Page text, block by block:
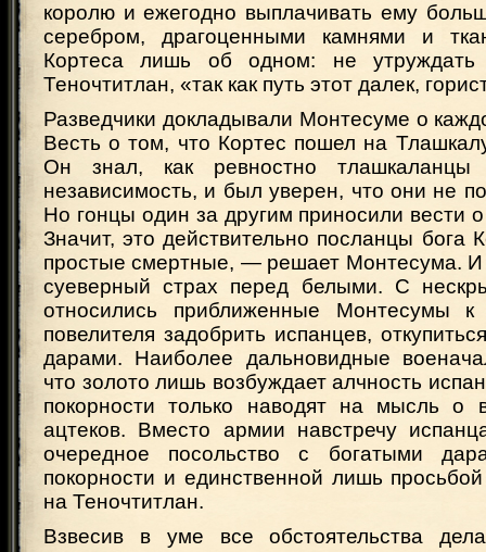
королю и ежегодно выплачивать ему
серебром, драгоценными камнями и
Кортеса лишь об одном: не
Теночтитлан, «так как путь этот далек,
Разведчики докладывали Монтесуме о
Весть о том, что Кортес пошел на
Он знал, как ревностно тлашкаланцы
независимость, и был уверен, что они не
Но гонцы один за другим приносили вести
Значит, это действительно посланцы бога
простые смертные, — решает Монтесума. И
суеверный страх перед белыми. С
относились приближенные Монтесумы к
повелителя задобрить испанцев,
дарами. Наиболее дальновидные
что золото лишь возбуждает алчность
покорности только наводят на мысль о
ацтеков. Вместо армии навстречу
очередное посольство с богатыми
покорности и единственной лишь
на Теночтитлан.
Взвесив в уме все обстоятельства